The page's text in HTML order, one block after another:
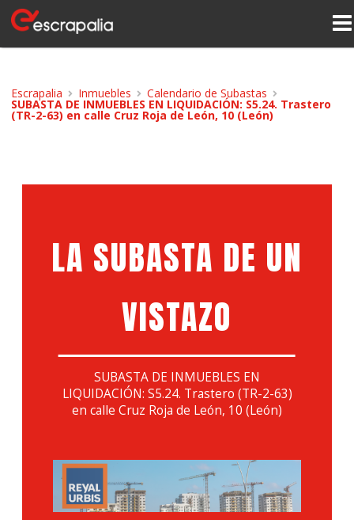
Escrapalia Inmuebles Calendario de Subastas
SUBASTA DE INMUEBLES EN LIQUIDACIÓN: S5.24. Trastero
(TR-2-63) en calle Cruz Roja de León, 10 (León)
LA SUBASTA DE UN
VISTAZO
SUBASTA DE INMUEBLES EN
LIQUIDACIÓN: S5.24. Trastero (TR-2-63)
en calle Cruz Roja de León, 10 (León)